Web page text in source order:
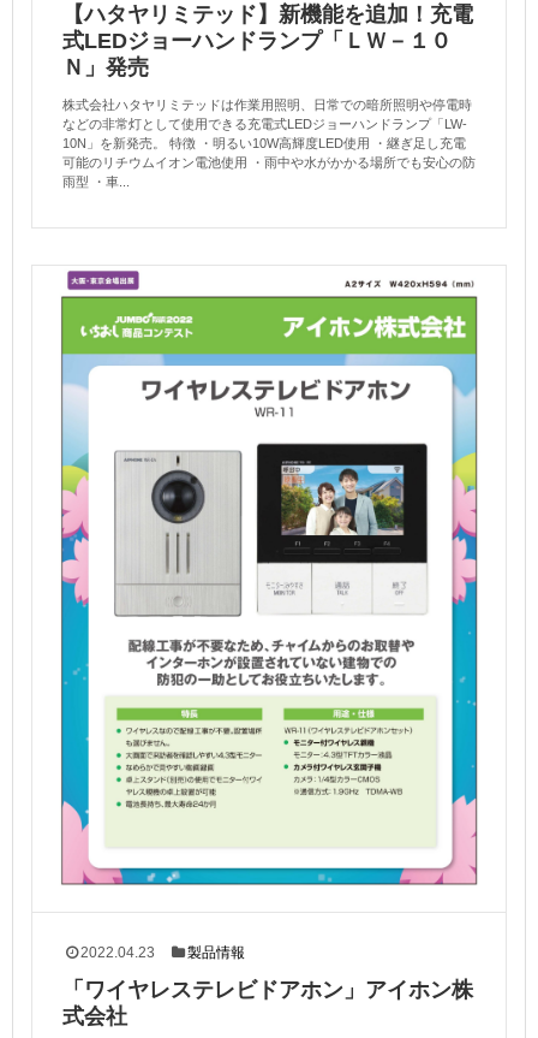
【ハタヤリミテッド】新機能を追加！充電
式LEDジョーハンドランプ「ＬＷ－１０
Ｎ」発売
株式会社ハタヤリミテッドは作業用照明、日常での暗所照明や停電時
などの非常灯として使用できる充電式LEDジョーハンドランプ「LW-
10N」を新発売。 特徴 ・明るい10W高輝度LED使用 ・継ぎ足し充電
可能のリチウムイオン電池使用 ・雨中や水がかかる場所でも安心の防
雨型 ・車...
2022.04.23 製品情報
「ワイヤレステレビドアホン」アイホン株
式会社